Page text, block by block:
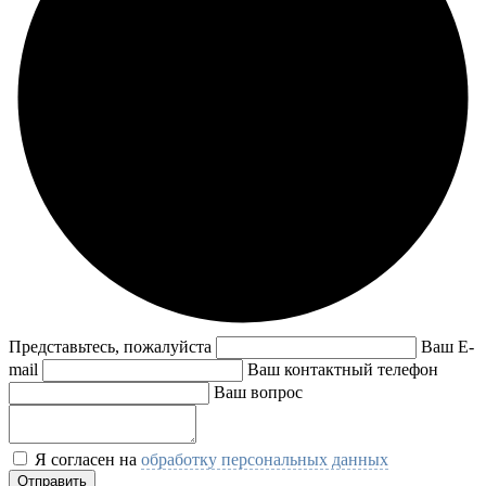
Представьтесь, пожалуйста
Ваш E-
mail
Ваш контактный телефон
Ваш вопрос
Я согласен на обработку персональных данных
Отправить